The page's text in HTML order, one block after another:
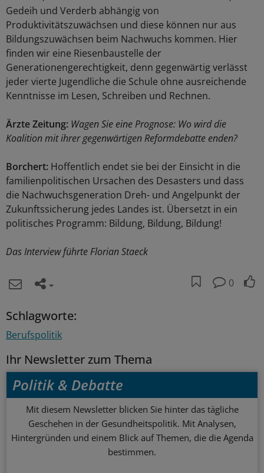
Gedeih und Verderb abhängig von
Produktivitätszuwächsen und diese können nur aus
Bildungszuwächsen beim Nachwuchs kommen. Hier
finden wir eine Riesenbaustelle der
Generationengerechtigkeit, denn gegenwärtig verlässt
jeder vierte Jugendliche die Schule ohne ausreichende
Kenntnisse im Lesen, Schreiben und Rechnen.
Ärzte Zeitung: Wagen Sie eine Prognose: Wo wird die
Koalition mit ihrer gegenwärtigen Reformdebatte enden?
Borchert: Hoffentlich endet sie bei der Einsicht in die
familienpolitischen Ursachen des Desasters und dass
die Nachwuchsgeneration Dreh- und Angelpunkt der
Zukunftssicherung jedes Landes ist. Übersetzt in ein
politisches Programm: Bildung, Bildung, Bildung!
Das Interview führte Florian Staeck
0
Schlagworte:
Berufspolitik
Ihr Newsletter zum Thema
Politik & Debatte
Mit diesem Newsletter blicken Sie hinter das tägliche
Geschehen in der Gesundheitspolitik. Mit Analysen,
Hintergründen und einem Blick auf Themen, die die Agenda
bestimmen.